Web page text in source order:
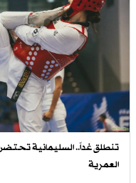
تنطلق غداً.. السليمانية تحتضن
العمرية